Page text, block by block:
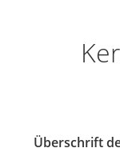
Überschrift